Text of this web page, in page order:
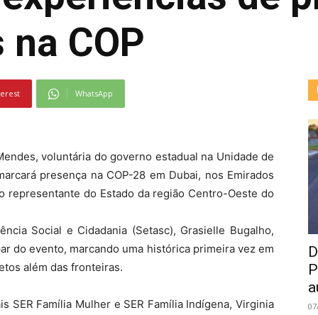
COP
WhatsApp
voluntária do governo estadual na Unidade de
presença na COP-28 em Dubai, nos Emirados
representante do Estado da região Centro-Oeste do
Social e Cidadania (Setasc), Grasielle Bugalho,
do evento, marcando uma histórica primeira vez em
além das fronteiras.
SER Família Mulher e SER Família Indígena, Virginia